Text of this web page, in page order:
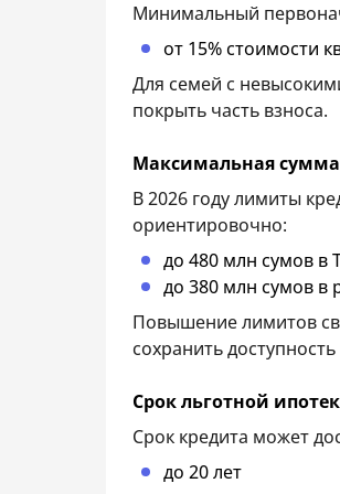
Минимальный
от 15% стоимости
Для семей с
покрыть часть взноса.
Максимальная
В 2026 году лимиты
ориентировочно:
до 480 млн сумов в
до 380 млн сумов в
Повышение лимитов
сохранить
Срок льготной
Срок кредита может
до 20 лет